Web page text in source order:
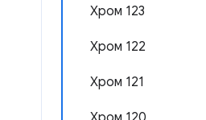
Хром 123
Хром 122
Хром 121